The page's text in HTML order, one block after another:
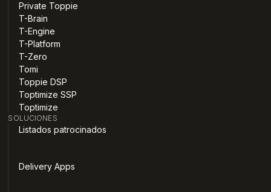
Private Toppie
T-Brain
T-Engine
T-Platform
T-Zero
Tomi
Toppie DSP
Toptimize SSP
Toptimize
SOLUCIONES
Listados patrocinados
Delivery Apps